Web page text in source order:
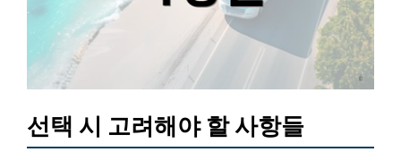
선택 시 고려해야 할 사항들